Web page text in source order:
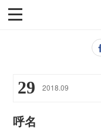
29 2018.09
呼名